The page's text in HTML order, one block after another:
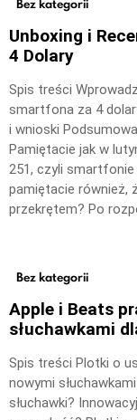
Bez kategorii
Unboxing i
4 Dolary
Spis treści
smartfona za 4
i wnioski
Pamiętacie jak w
251, czyli smartfonie
pamiętacie również,
przekrętem? Po
Bez kategorii
Apple i Beats
słuchawkami
Spis treści Plotki o
nowymi
słuchawki?